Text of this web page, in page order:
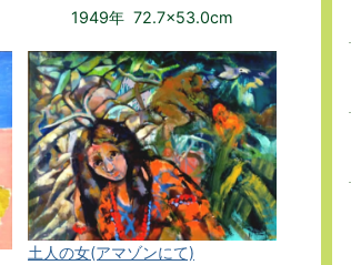
1949年 72.7×53.0cm
土人の女(アマゾンにて)